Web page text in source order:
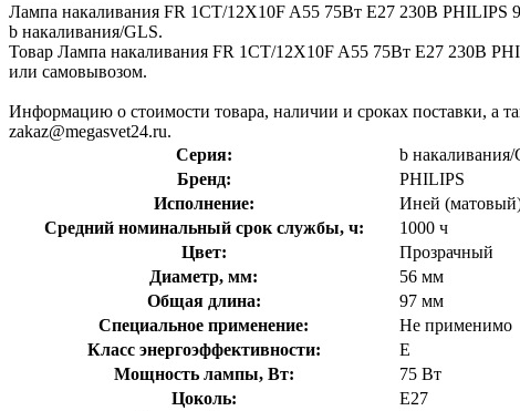
Лампа накаливания FR 1CT/12X10F A55 75Вт E27 230В PHILIPS
b накаливания/GLS.
Товар Лампа накаливания FR 1CT/12X10F A55 75Вт E27 230В
или самовывозом.
Информацию о стоимости товара, наличии и сроках поставки, а
zakaz@megasvet24.ru.
Серия:
b накаливания/
Бренд:
PHILIPS
Исполнение:
Иней
Средний номинальный срок службы, ч:
1000 ч
Цвет:
Прозрачный
Диаметр, мм:
56 мм
Общая длина:
97 мм
Специальное применение:
Не применимо
Класс энергоэффективности:
E
Мощность лампы, Вт:
75 Вт
Цоколь:
E27